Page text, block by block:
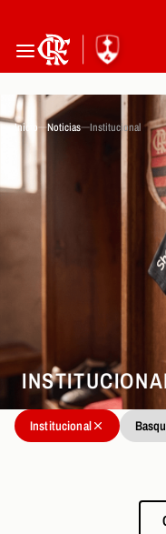
Inicio Noticias Institucional
Institucional